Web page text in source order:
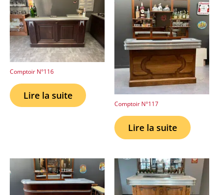
Comptoir N°116
Lire la suite
Comptoir N°117
Lire la suite